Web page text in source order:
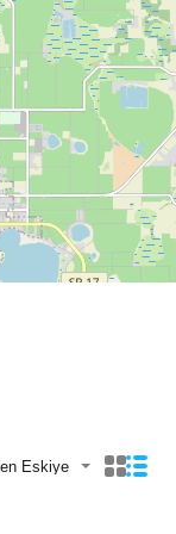
Eskiye